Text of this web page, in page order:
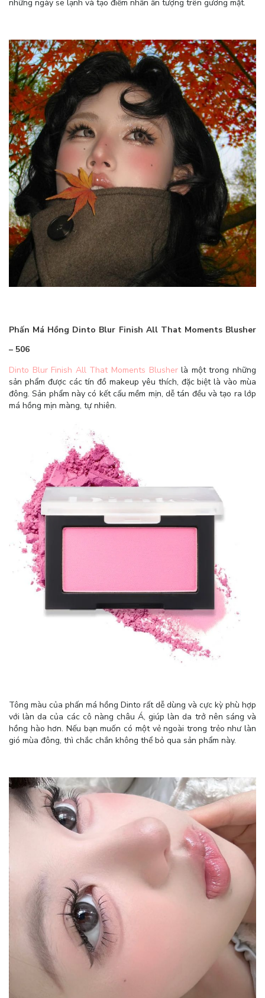
những ngày se lạnh và tạo điểm nhấn ấn tượng trên gương mặt.
Phấn Má Hồng Dinto Blur Finish All That Moments Blusher
– 506
Dinto Blur Finish All That Moments Blusherlà một trong những
sản phẩm được các tín đồ makeup yêu thích, đặc biệt là vào mùa
đông. Sản phẩm này có kết cấu mềm mịn, dễ tán đều và tạo ra lớp
má hồng mịn màng, tự nhiên.
Tông màu của phấn má hồng Dinto rất dễ dùng và cực kỳ phù hợp
với làn da của các cô nàng châu Á, giúp làn da trở nên sáng và
hồng hào hơn. Nếu bạn muốn có một vẻ ngoài trong trẻo như làn
gió mùa đông, thì chắc chắn không thể bỏ qua sản phẩm này.